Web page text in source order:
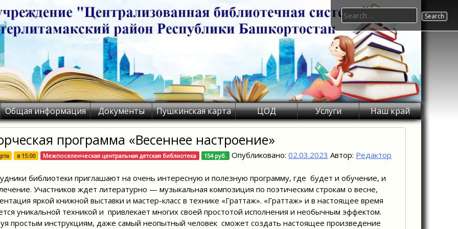
Общая информация Документы Пушкинская карта ЦОД Услуги Наш край
Search
for:
программа «Весеннее настроение»
в15:00 Межпоселенческая центральная детская библиотека 154 руб. Опубликовано: 02.03.2023 Автор: Редактор
библиотеки приглашают на очень интересную и полезную программу, где будет и обучение, и
Участников ждет литературно — музыкальная композиция по поэтическим строкам о весне,
яркой книжной выставки и мастер-класс в технике «Граттаж». «Граттаж» и в настоящее время
уникальной техникой и привлекает многих своей простотой исполнения и необычным эффектом.
простым инструкциям, даже самый неопытный человек сможет создать настоящее произведение